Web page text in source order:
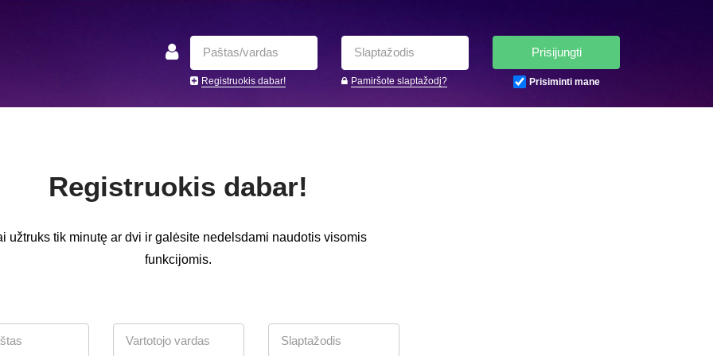
Registruokis dabar! Pamiršote slaptažodį?
Prisijungti
Prisiminti mane
Registruokis dabar!
užtruks tik minutę ar dvi ir galėsite nedelsdami naudotis visomis
funkcijomis.